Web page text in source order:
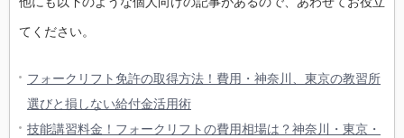
てください。
フォークリフト免許の取得方法！費用・神奈川、東京の教習所
選びと損しない給付金活用術
技能講習料金！フォークリフトの費用相場は？神奈川・東京・